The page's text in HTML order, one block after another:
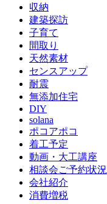
収納
建築探訪
子育て
間取り
天然素材
センスアップ
耐震
無添加住宅
DIY
solana
ポコアポコ
着工予定
動画・大工講座
相談会ご予約状況
会社紹介
消費増税